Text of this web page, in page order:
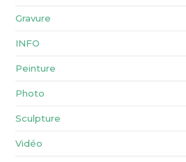
Gravure
INFO
Peinture
Photo
Sculpture
Vidéo